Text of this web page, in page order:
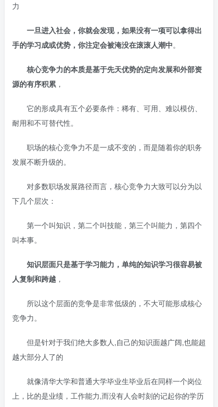
力
一旦进入社会，你就会发现，如果没有一项可以拿得出
手的学习成或优势，你注定会被淹没在滚滚人潮中。
核心竞争力的本质是基于先天优势的定向发展和外部资
源的有序积累 ，
它的形成具有五个必要条件：稀有、可用、难以模仿、
耐用和不可替代性。
职场的核心竞争力不是一成不变的，而是随着你的职务
发展不断升级的。
对多数职场发展路径而言，核心竞争力大致可以分为以
下几个层次：
第一个叫知识，第二个叫技能，第三个叫能力，第四个
叫本事。
知识层面只是基于学习能力，单纯的知识学习很容易被
人复制和跨越 ，
所以这个层面的竞争是非常低级的，不大可能形成核心
竞争力。
但是针对于我们绝大多数人,自己的知识面越广阔,也能超
越大部分人了的
就像清华大学和普通大学毕业生毕业后在同样一个岗位
上，比的是业绩，工作能力,而没有人会时刻的记起你的学历